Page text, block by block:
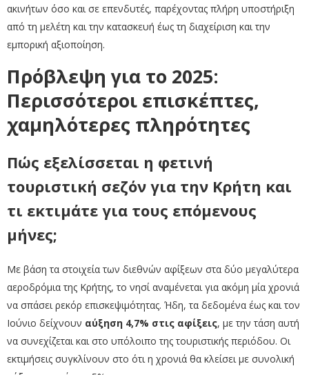
ακινήτων όσο και σε επενδυτές, παρέχοντας πλήρη υποστήριξη
από τη μελέτη και την κατασκευή έως τη διαχείριση και την
εμπορική αξιοποίηση.
Πρόβλεψη για το 2025:
Περισσότεροι επισκέπτες,
χαμηλότερες πληρότητες
Πώς εξελίσσεται η φετινή
τουριστική σεζόν για την Κρήτη και
τι εκτιμάτε για τους επόμενους
μήνες;
Με βάση τα στοιχεία των διεθνών αφίξεων στα δύο μεγαλύτερα
αεροδρόμια της Κρήτης, το νησί αναμένεται για ακόμη μία χρονιά
να σπάσει ρεκόρ επισκεψιμότητας. Ήδη, τα δεδομένα έως και τον
Ιούνιο δείχνουν αύξηση 4,7% στις αφίξεις, με την τάση αυτή
να συνεχίζεται και στο υπόλοιπο της τουριστικής περιόδου. Οι
εκτιμήσεις συγκλίνουν στο ότι η χρονιά θα κλείσει με συνολική